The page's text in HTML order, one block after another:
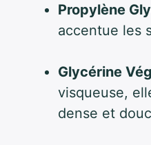
Propylène
accentue les
Glycérine
visqueuse,
dense et